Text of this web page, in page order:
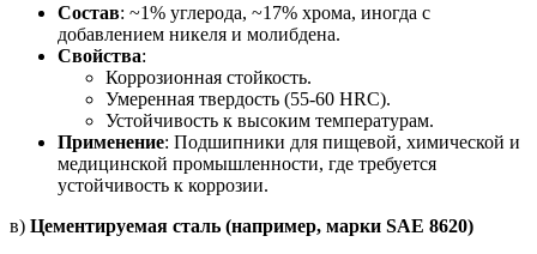
Состав: ~1% углерода, ~17% хрома, иногда с
добавлением никеля и молибдена.
Свойства:
Коррозионная стойкость.
Умеренная твердость (55-60 HRC).
Устойчивость к высоким температурам.
Применение: Подшипники для пищевой, химической и
медицинской промышленности, где требуется
устойчивость к коррозии.
в) Цементируемая сталь (например, марки SAE 8620)